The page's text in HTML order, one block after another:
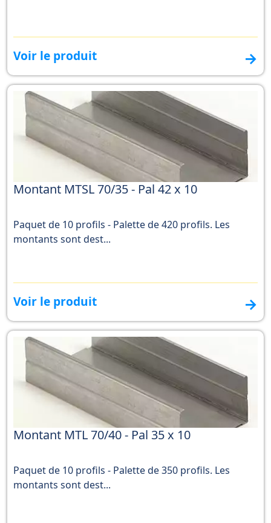
Voir le produit →
Montant MTSL 70/35 - Pal 42 x 10
Paquet de 10 profils - Palette de 420 profils. Les
montants sont dest...
Voir le produit →
Montant MTL 70/40 - Pal 35 x 10
Paquet de 10 profils - Palette de 350 profils. Les
montants sont dest...